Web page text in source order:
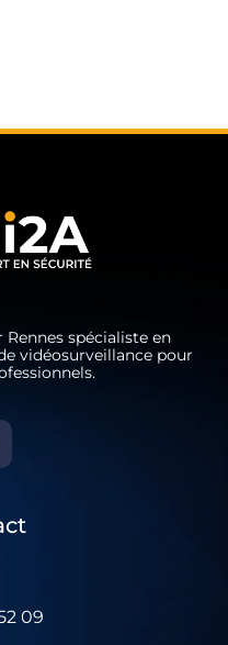
spécialiste en
vidéosurveillance pour
09